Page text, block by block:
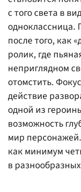
с того света в
одноклассница.
после того, как
ролик, где
неприглядном
отомстить.
действие
одной из
возможность
мир
как минимум
в